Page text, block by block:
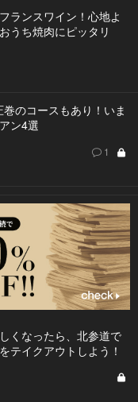
ランスワイン！心地よ
うち焼肉にピッタリ
のコースもあり！いま
ン4選
1
くなったら、北参道で
テイクアウトしよう！